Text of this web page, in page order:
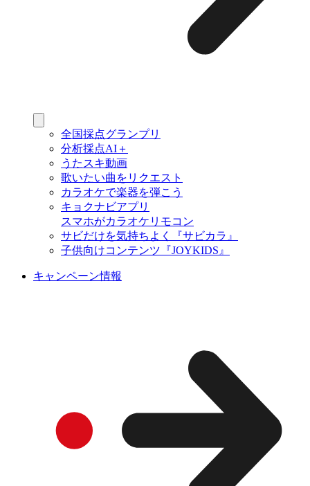
全国採点グランプリ
分析採点AI＋
うたスキ動画
歌いたい曲をリクエスト
カラオケで楽器を弾こう
キョクナビアプリ
スマホがカラオケリモコン
サビだけを気持ちよく『サビカラ』
子供向けコンテンツ『JOYKIDS』
キャンペーン情報